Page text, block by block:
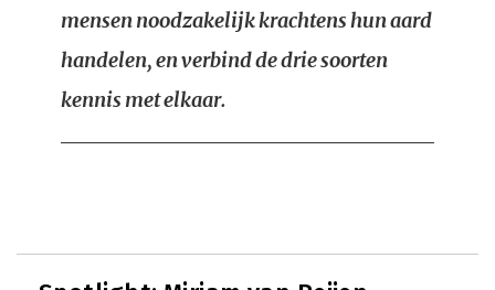
mensen noodzakelijk krachtens hun aard
handelen, en verbind de drie soorten
kennis met elkaar.